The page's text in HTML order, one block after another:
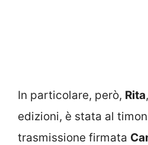
In particolare, però, Rita
edizioni, è stata al
trasmissione firmata